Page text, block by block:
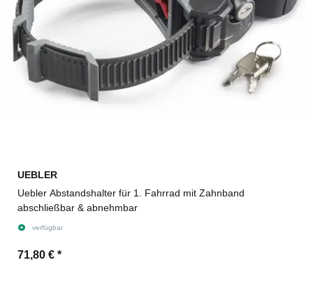
UEBLER
Uebler Abstandshalter für 1. Fahrrad mit Zahnband
abschließbar & abnehmbar
verfügbar
71,80 € *